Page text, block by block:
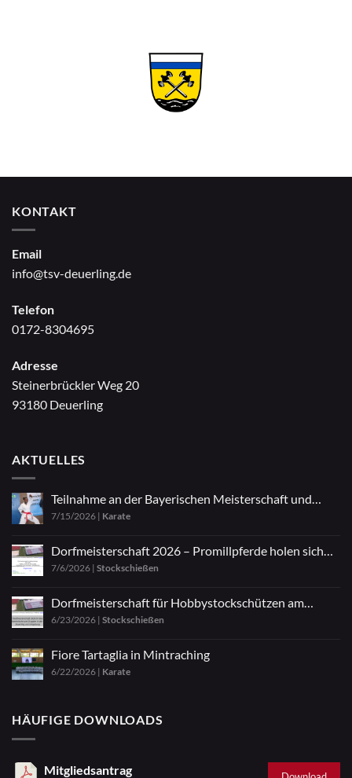
KONTAKT
Email
info@tsv-deuerling.de
Telefon
0172-8304695
Adresse
Steinerbrückler Weg 20
93180 Deuerling
AKTUELLES
Teilnahme an der Bayerischen Meisterschaft und
Zazen
7/15/2026 | Karate
Dorfmeisterschaft 2026 – Promillpferde holen sich
den Titel
7/6/2026 | Stockschießen
Dorfmeisterschaft für Hobbystockschützen am
04.07.2026
6/23/2026 | Stockschießen
Fiore Tartaglia in Mintraching
6/22/2026 | Karate
HÄUFIGE DOWNLOADS
Mitgliedsantrag